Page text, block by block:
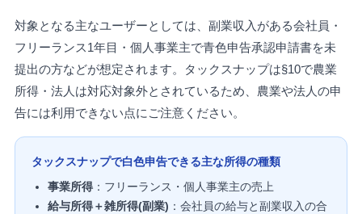
対象となる主なユーザーとしては、副業収入がある会社員・
フリーランス1年目・個人事業主で青色申告承認申請書を未
提出の方などが想定されます。タックスナップは§10で農業
所得・法人は対応対象外とされているため、農業や法人の申
告には利用できない点にご注意ください。
タックスナップで白色申告できる主な所得の種類
事業所得：フリーランス・個人事業主の売上
給与所得＋雑所得(副業) ：会社員の給与と副業収入の合